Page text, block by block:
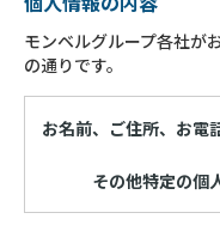
モンベルグループ各社が
の通りです。
お名前、ご住所、お電
その他特定の個